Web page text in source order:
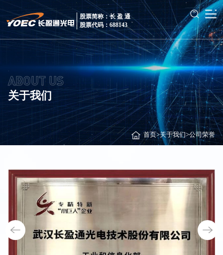
股票简称：长 盈 通
股票代码：688143
ABOUT US
关于我们
首页>关于我们>公司荣誉